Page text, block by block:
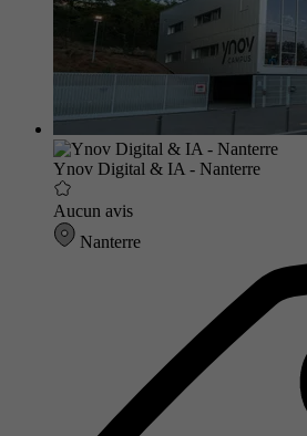
Ynov Digital & IA - Nanterre
Aucun avis
Nanterre